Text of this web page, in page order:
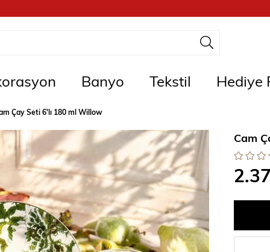
Banyo Tekstil Hediye
Çay Seti 6'lı 180 ml Willow
Cam